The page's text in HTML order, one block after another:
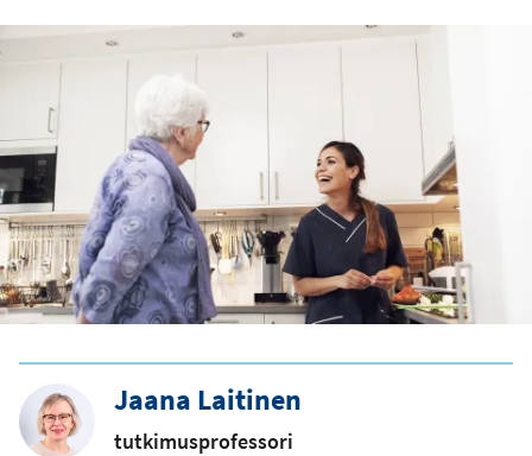
Jaana Laitinen
tutkimusprofessori